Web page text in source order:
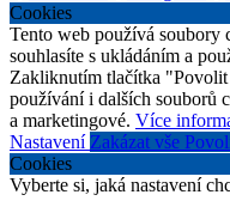
Cookies
Tento web používá soubory
souhlasíte s ukládáním a
Zakliknutím tlačítka "Povolit
používání i dalších souborů
a marketingové. Více
Nastavení Zakázat vše
Cookies
Vyberte si, jaká nastavení